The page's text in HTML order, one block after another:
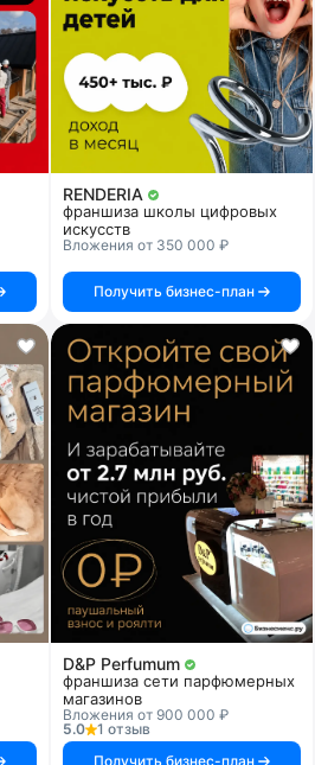
RENDERIA
франшиза школы цифровых
искусств
Вложения от 350 000 ₽
Получить бизнес-план
D&P Perfumum
франшиза сети парфюмерных
магазинов
Вложения от 900 000 ₽
5.0
1 отзыв
Получить бизнес-план